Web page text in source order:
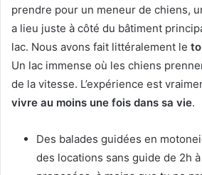
prendre pour un meneur de chiens,
a lieu juste à côté du bâtiment
lac. Nous avons fait littéralement le
Un lac immense où les chiens
de la vitesse. L’expérience est
vivre au moins une fois dans sa vie.
Des balades guidées en
des locations sans guide de 2h